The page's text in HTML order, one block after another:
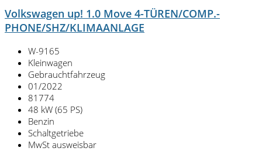
Volkswagen up! 1.0 Move 4-TÜREN/COMP.-
PHONE/SHZ/KLIMAANLAGE
W-9165
Kleinwagen
Gebrauchtfahrzeug
01/2022
81774
48 kW (65 PS)
Benzin
Schaltgetriebe
MwSt ausweisbar